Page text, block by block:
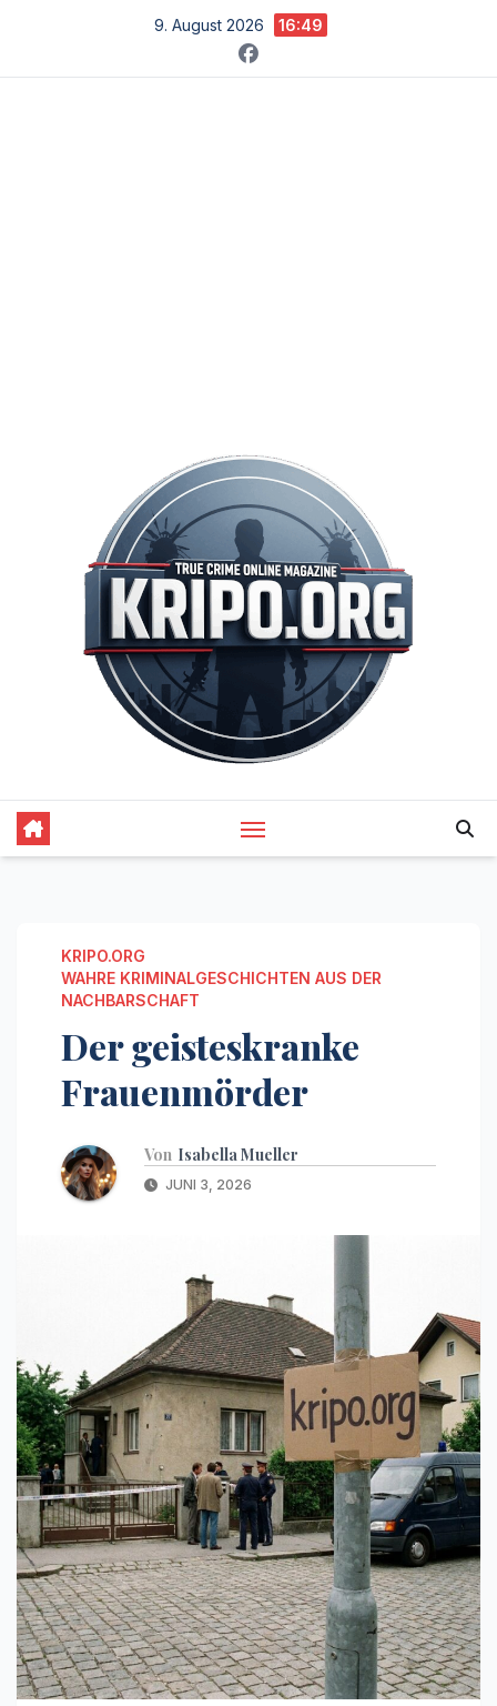
springen
9. August 2026 16:49
KRIPO.ORG
WAHRE KRIMINALGESCHICHTEN AUS DER
NACHBARSCHAFT
Der geisteskranke
Frauenmörder
Von Isabella Mueller
JUNI 3, 2026